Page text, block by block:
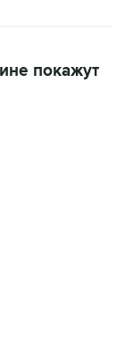
покажут